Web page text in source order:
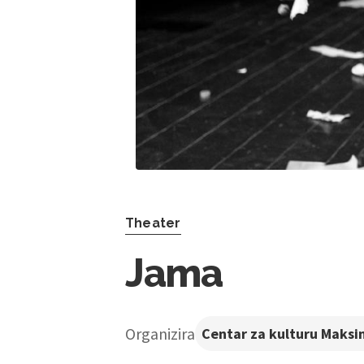
Theater
Jama
Organizira Centar za kulturu